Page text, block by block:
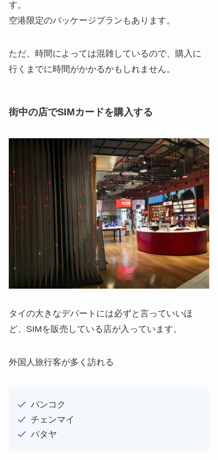
す。
空港限定のパッケージプランもあります。
ただ、時間によっては混雑しているので、購入に
行くまでに時間がかかるかもしれません。
街中の店でSIMカードを購入する
タイの大きなデパートには必ずと言っていいほ
ど、SIMを販売している店が入っています。
外国人旅行客が多く訪れる
バンコク
チェンマイ
パタヤ